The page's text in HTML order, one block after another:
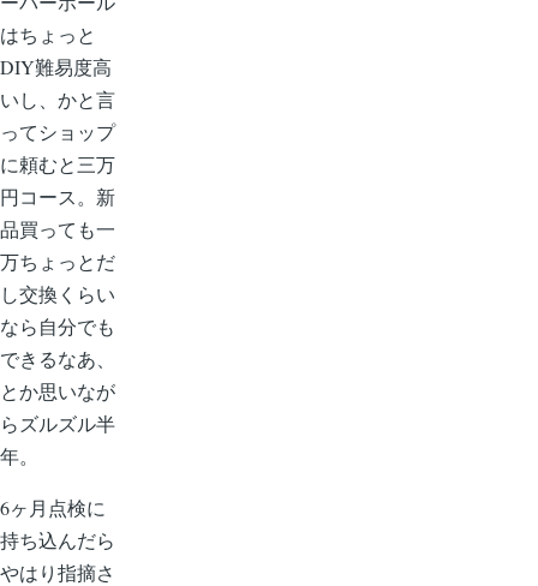
はちょっと
DIY難易度高
いし、かと言
ってショップ
に頼むと三万
円コース。新
品買っても一
万ちょっとだ
し交換くらい
なら自分でも
できるなあ、
とか思いなが
らズルズル半
年。
6ヶ月点検に
持ち込んだら
やはり指摘さ